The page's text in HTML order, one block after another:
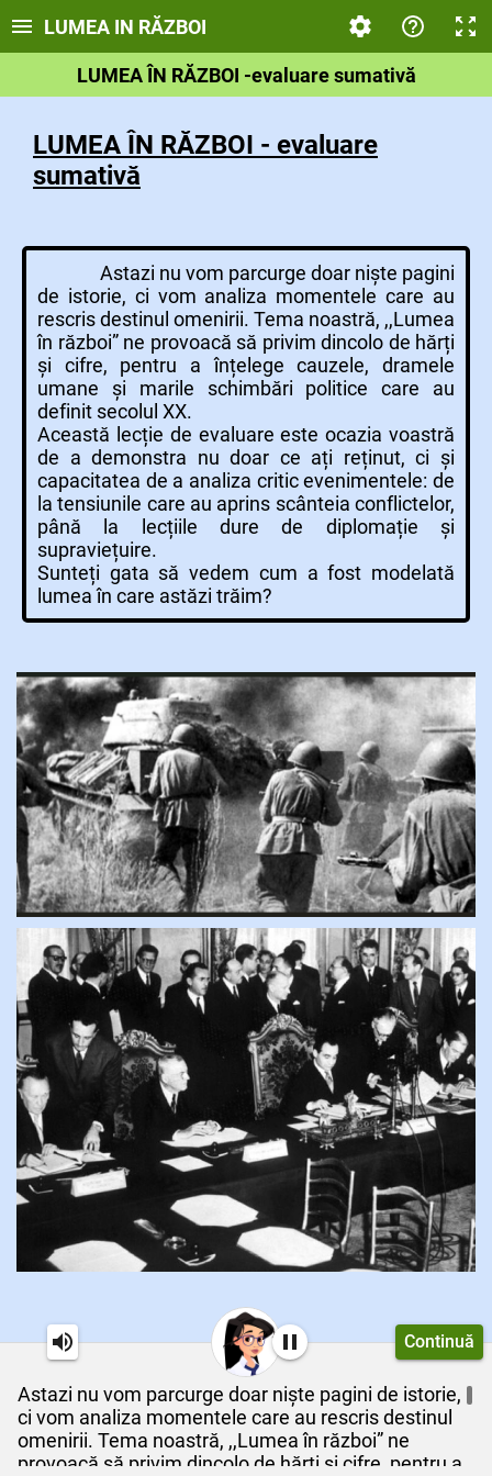
Astazi nu vom parcurge doar niște pagini de istorie,
ci vom analiza momentele care au rescris destinul
omenirii. Tema noastră, ,,Lumea în război” ne
provoacă să privim dincolo de hărți și cifre, pentru a
Continuă
LUMEA IN RĂZBOI
LUMEA ÎN RĂZBOI -evaluare sumativă
LUMEA ÎN RĂZBOI - evaluare
sumativă
Astazi nu vom parcurge doar niște pagini
de istorie, ci vom analiza momentele care au
rescris destinul omenirii. Tema noastră, ,,Lumea
în război” ne provoacă să privim dincolo de hărți
și cifre, pentru a înțelege cauzele, dramele
umane și marile schimbări politice care au
definit secolul XX.
Această lecție de evaluare este ocazia voastră
de a demonstra nu doar ce ați reținut, ci și
capacitatea de a analiza critic evenimentele: de
la tensiunile care au aprins scânteia conflictelor,
până la lecțiile dure de diplomație și
supraviețuire.
Sunteți gata să vedem cum a fost modelată
lumea în care astăzi trăim?